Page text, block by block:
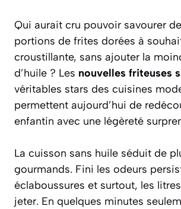
Qui aurait cru pouvoir savourer
portions de frites dorées à
croustillante, sans ajouter la
d’huile ? Les nouvelles friteuses
véritables stars des cuisines
permettent aujourd’hui de
enfantin avec une légèreté
La cuisson sans huile séduit de
gourmands. Fini les odeurs
éclaboussures et surtout, les
jeter. En quelques minutes